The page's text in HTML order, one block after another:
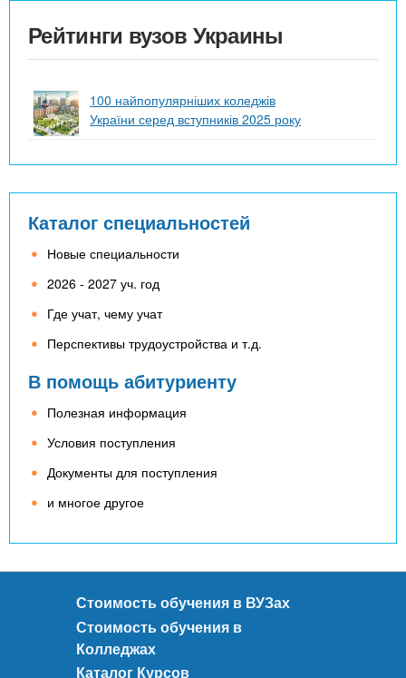
Рейтинги вузов Украины
100 найпопулярніших коледжів
України серед вступників 2025 року
Каталог специальностей
Новые специальности
2026 - 2027 уч. год
Где учат, чему учат
Перспективы трудоустройства и т.д.
В помощь абитуриенту
Полезная информация
Условия поступления
Документы для поступления
и многое другое
Стоимость обучения в ВУЗах
Стоимость обучения в
Колледжах
Каталог Курсов